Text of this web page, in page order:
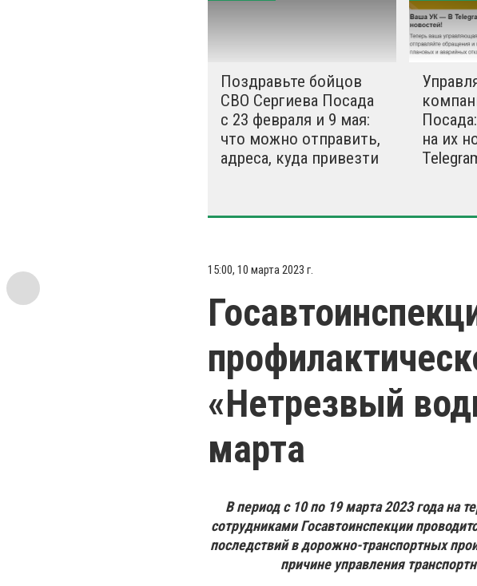
Поздравьте бойцов
СВО Сергиева Посада
с 23 февраля и 9 мая:
что можно отправить,
адреса, куда привезти
на их
15:00, 10 марта 2023 г.
«Нетрезвый
марта
В период с 10 по 19 марта 2023 года на
сотрудниками Госавтоинспекции
последствий в дорожно-транспортных
причине управления